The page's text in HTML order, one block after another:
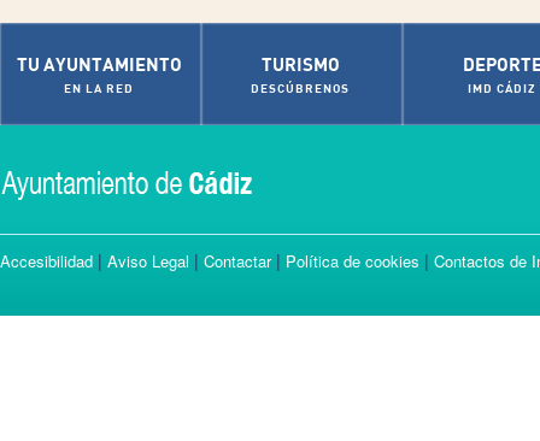
TU AYUNTAMIENTO
EN LA RED
TURISMO
DESCÚBRENOS IMD CÁDIZ
Accesibilidad | Aviso Legal | Contactar| Política de cookies | Contactos de